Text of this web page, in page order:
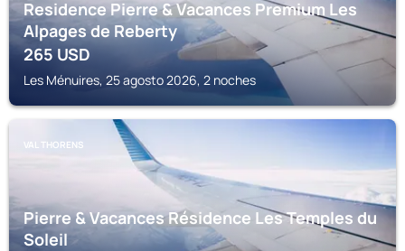
Residence Pierre & Vacances Premium Les
Alpages de Reberty
265USD
Les Ménuires, 25 agosto 2026, 2 noches
VAL THORENS
Pierre & Vacances Résidence Les Temples du
Soleil